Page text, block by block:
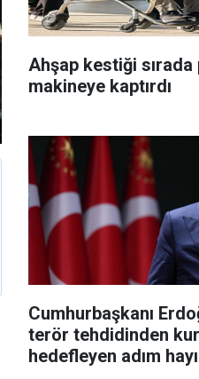
Ahşap kestiği sırada
makineye kaptırdı
Cumhurbaşkanı
terör tehdidinden
hedefleyen adım